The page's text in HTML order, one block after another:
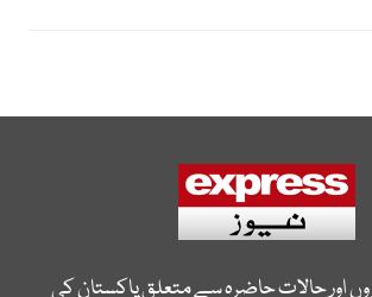
اور حالات حاضرہ سے متعلق پاکستان کی